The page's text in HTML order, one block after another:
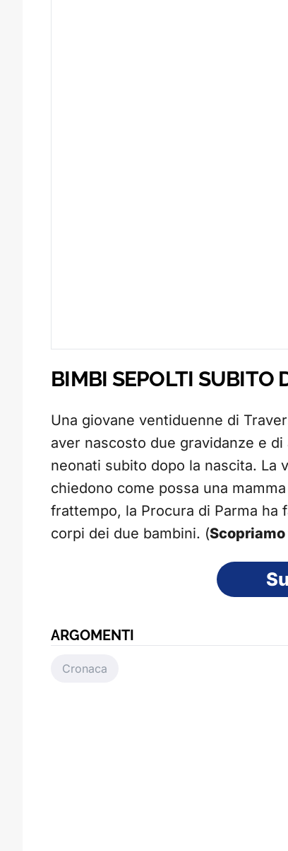
BIMBI SEPOLTI SUBITO
Una giovane ventiduenne di
aver nascosto due gravidanze e
neonati subito dopo la nascita. La
chiedono come possa una
frattempo, la Procura di Parma ha
corpi dei due bambini. (
ARGOMENTI
Cronaca